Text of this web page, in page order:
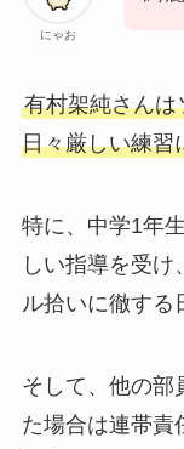
にゃお
有村架純さん
日々厳しい練習
特に、中学1年
しい指導を受
ル拾いに徹する
そして、他の部
た場合は連帯責